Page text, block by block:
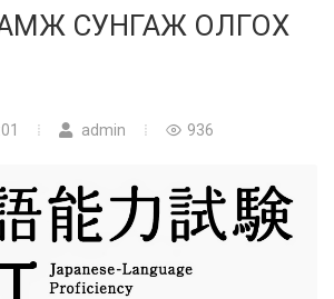
СУНГАЖ ОЛГОХ
admin 936